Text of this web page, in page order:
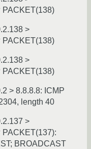
PACKET(138)
>
PACKET(138)
>
PACKET(138)
> 8.8.8.8: ICMP
length 40
>
BROADCAST